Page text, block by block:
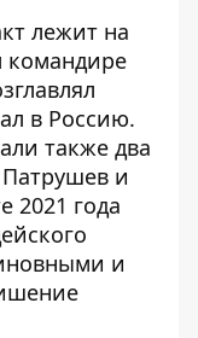
лежит на
в Россию.
также два
и
2021 года
и